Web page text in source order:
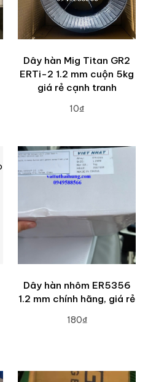
Dây hàn Mig Titan GR2
ERTi-2 1.2 mm cuộn 5kg
giá rẻ cạnh tranh
10₫
Dây hàn nhôm ER5356
1.2 mm chính hãng, giá rẻ
180₫